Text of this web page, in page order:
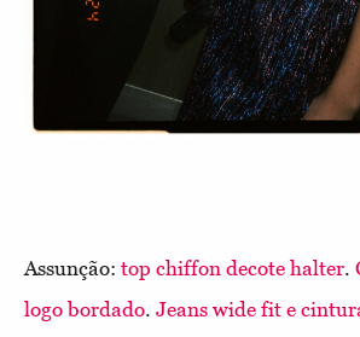
Assunção: top chiffon decote halter.
logo bordado. Jeans wide fit e